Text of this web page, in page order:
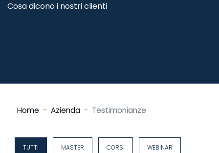
Cosa dicono i nostri clienti
Home Azienda Testimonianze
TUTTI MASTER CORSI WEBINAR